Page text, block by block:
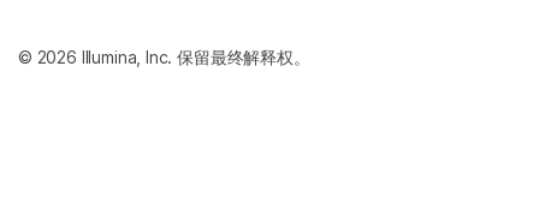
© 2026 Illumina, Inc. 保留最终解释权。